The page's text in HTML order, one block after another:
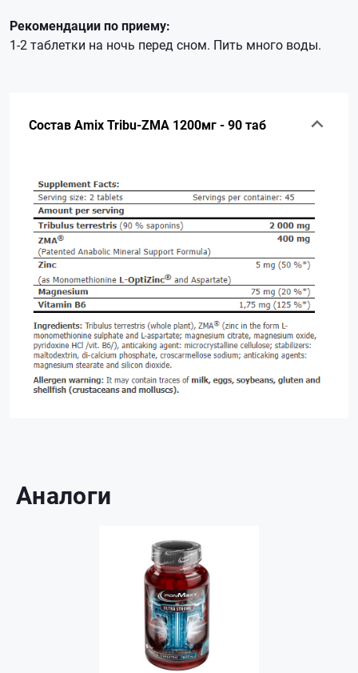
Рекомендации по приему:
1-2 таблетки на ночь перед сном. Пить много воды.
Состав Amix Tribu-ZMA 1200мг - 90 таб
Аналоги